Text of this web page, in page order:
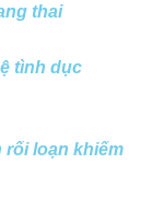
thai
tình dục
rối loạn khiếm